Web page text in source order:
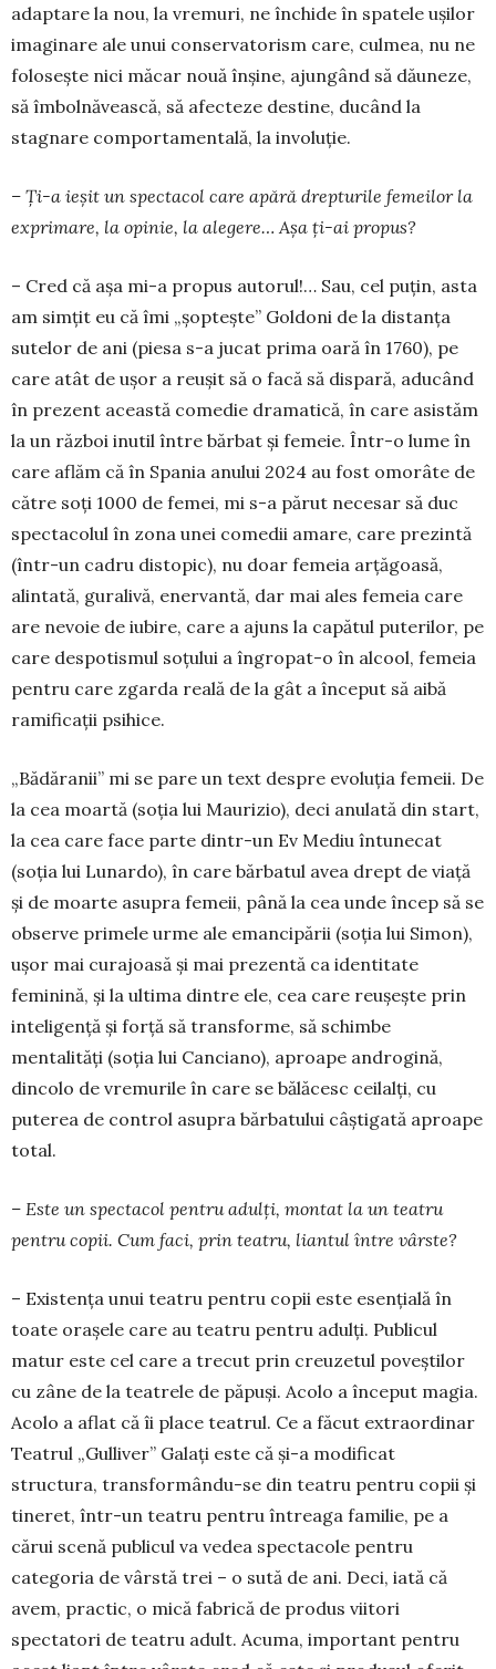
adaptare la nou, la vremuri, ne închide în spatele ușilor
ima­ginare ale unui conservatorism care, culmea, nu ne
folosește nici măcar nouă înșine, ajungând să dăuneze,
să îmbolnăvească, să afecteze destine, ducând la
stagnare comportamentală, la involuție.
– Ți-a ieșit un spec­tacol care apără drepturile femeilor la
exprimare, la opinie, la alegere… Așa ți-ai propus?
– Cred că așa mi-a propus autorul!… Sau, cel puțin, asta
am simțit eu că îmi „șoptește” Goldoni de la distanța
sutelor de ani (piesa s-a jucat prima oară în 1760), pe
care atât de ușor a reușit să o facă să dispară, aducând
în prezent această comedie dramatică, în care asistăm
la un război inutil între bărbat și femeie. Într-o lume în
care aflăm că în Spania anului 2024 au fost omorâte de
către soți 1000 de femei, mi s-a părut necesar să duc
spectacolul în zona unei comedii amare, care prezintă
(într-un cadru distopic), nu doar femeia arțăgoasă,
alintată, guralivă, e­ner­vantă, dar mai ales femeia care
are nevoie de iubire, care a ajuns la capătul puterilor, pe
care despotismul soțului a îngropat-o în alcool, femeia
pentru care zgarda reală de la gât a început să aibă
ramificații psihice.
„Bădăranii” mi se pare un text despre evoluția femeii. De
la cea moartă (soția lui Maurizio), deci anulată din start,
la cea care face parte dintr-un Ev Mediu întunecat
(soția lui Lunardo), în care bărbatul avea drept de viață
și de moarte asupra femeii, până la cea unde încep să se
observe primele urme ale emancipării (soția lui Simon),
ușor mai curajoasă și mai prezentă ca identitate
feminină, și la ultima dintre ele, cea care reușește prin
inteligență și forță să transforme, să schimbe
mentalități (soția lui Canciano), aproape androgină,
dincolo de vremurile în care se bălăcesc ceilalți, cu
puterea de control asupra bărbatului câștigată aproape
total.
– Este un spectacol pentru adulți, montat la un teatru
pentru copii. Cum faci, prin teatru, liantul între vârste?
– Existența unui teatru pentru copii este esențială în
toate orașele care au teatru pentru adulți. Publicul
matur este cel care a trecut prin creuzetul poveștilor
cu zâne de la teatrele de păpuși. Acolo a început magia.
Acolo a aflat că îi place teatrul. Ce a făcut extraordinar
Teatrul „Gulliver” Galați este că și-a modificat
structura, transformându-se din teatru pentru copii și
tineret, într-un teatru pentru întreaga familie, pe a
cărui scenă publicul va vedea spectacole pentru
categoria de vârstă trei – o sută de ani. Deci, iată că
avem, practic, o mică fabrică de produs viitori
spectatori de teatru adult. Acuma, important pentru